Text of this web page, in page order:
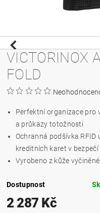
VICTORINOX
FOLD
Perfektní organizace pro
a průkazy totožnosti
Ochranná podšívka
kreditních karet v bezpečí
Vyrobeno z kůže
Dostupnost
2 287 Kč